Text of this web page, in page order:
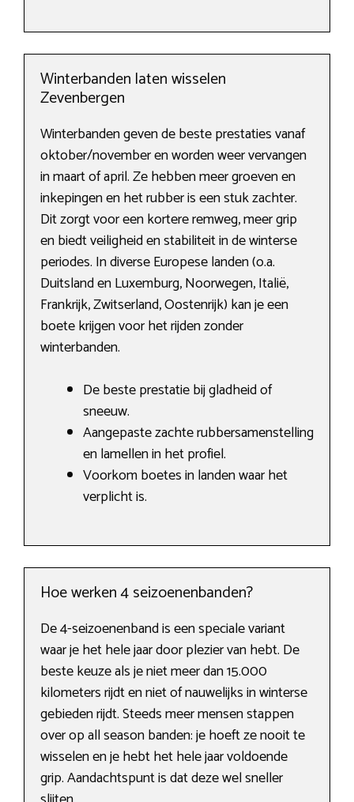
Winterbanden laten wisselen
Zevenbergen
Winterbanden geven de beste prestaties vanaf
oktober/november en worden weer vervangen
in maart of april. Ze hebben meer groeven en
inkepingen en het rubber is een stuk zachter.
Dit zorgt voor een kortere remweg, meer grip
en biedt veiligheid en stabiliteit in de winterse
periodes. In diverse Europese landen (o.a.
Duitsland en Luxemburg, Noorwegen, Italië,
Frankrijk, Zwitserland, Oostenrijk) kan je een
boete krijgen voor het rijden zonder
winterbanden.
De beste prestatie bij gladheid of
sneeuw.
Aangepaste zachte rubbersamenstelling
en lamellen in het profiel.
Voorkom boetes in landen waar het
verplicht is.
Hoe werken 4 seizoenenbanden?
De 4-seizoenenband is een speciale variant
waar je het hele jaar door plezier van hebt. De
beste keuze als je niet meer dan 15.000
kilometers rijdt en niet of nauwelijks in winterse
gebieden rijdt. Steeds meer mensen stappen
over op all season banden: je hoeft ze nooit te
wisselen en je hebt het hele jaar voldoende
grip. Aandachtspunt is dat deze wel sneller